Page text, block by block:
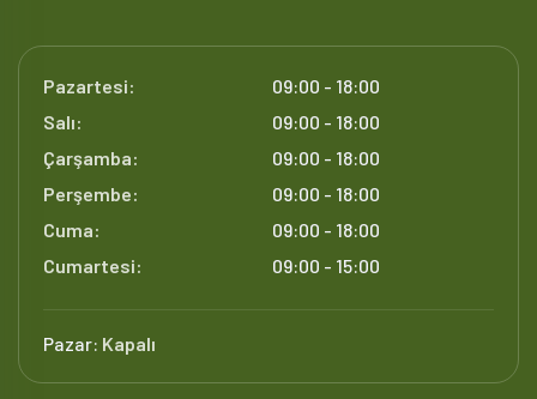
Pazartesi:
09:00 - 18:00
Salı:
09:00 - 18:00
Çarşamba:
09:00 - 18:00
Perşembe:
09:00 - 18:00
Cuma:
09:00 - 18:00
Cumartesi:
09:00 - 15:00
Pazar: Kapalı